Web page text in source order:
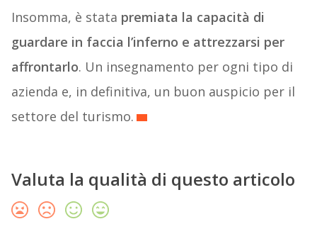
Insomma, è stata premiata la capacità di
guardare in faccia l’inferno e attrezzarsi per
affrontarlo. Un insegnamento per ogni tipo di
azienda e, in definitiva, un buon auspicio per il
settore del turismo.
Valuta la qualità di questo articolo